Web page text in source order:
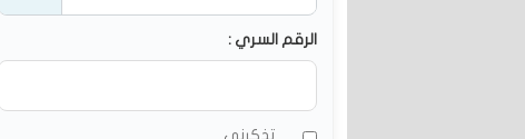
الرقم السري :
تذكرني